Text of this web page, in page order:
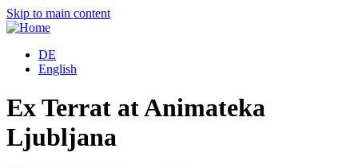
Skip to main content
DE
English
Ex Terrat at Animateka
Ljubljana